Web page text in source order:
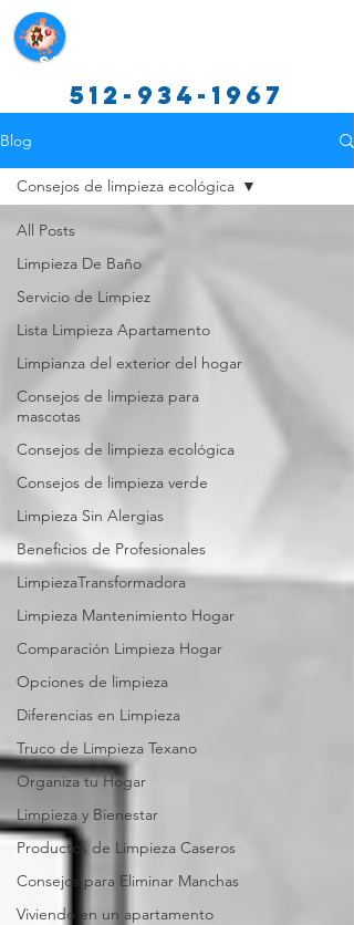
Servicios de limpieza de
512-934-1967
Blog
All Posts
Limpieza De Baño
Servicio de Limpiez
Lista Limpieza Apartamento
Limpianza del exterior del hogar
Consejos de limpieza para
mascotas
Consejos de limpieza ecológica
Consejos de limpieza verde
Limpieza Sin Alergias
Beneficios de Profesionales
LimpiezaTransformadora
Limpieza Mantenimiento Hogar
Comparación Limpieza Hogar
Opciones de limpieza
Diferencias en Limpieza
Truco de Limpieza Texano
Organiza tu Hogar
Limpieza y Bienestar
Productos de Limpieza Caseros
Consejos para Eliminar Manchas
Viviendo en un apartamento
Consejos de limpieza ecológica